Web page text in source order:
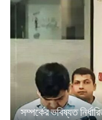
সম্পর্কের ভবিষ্যত